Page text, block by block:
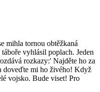
mihla tornou obtěžkaná
vyhlásil poplach. Jeden
rozkazy:' Najděte ho za
doveďte mi ho živého! Když
vojsko. Bude viset! Pro